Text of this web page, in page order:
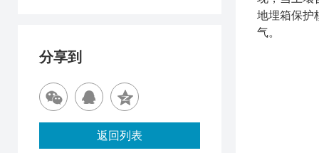
地埋箱保护
气。
分享到
返回列表